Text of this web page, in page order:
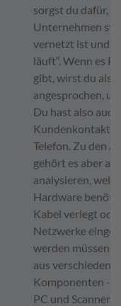
sorgst du dafür,
Unternehmen
vernetzt ist und
läuft“. Wenn es
gibt, wirst du als
angesprochen,
Du hast also auch
Kundenkontakt
Telefon. Zu den
gehört es aber
analysieren,
Hardware
Kabel verlegt
Netzwerke
werden müssen.
aus
Komponenten -
PC und Scanner -